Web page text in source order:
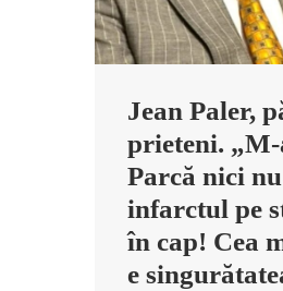
Jean Paler,
prieteni.
Parcă nici
infarctul pe
în cap! Cea
e